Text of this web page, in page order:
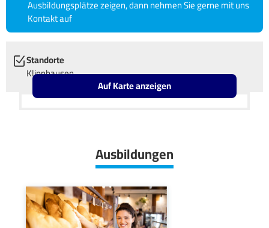
Ausbildungsplätze zeigen, dann nehmen Sie gerne mit uns
Kontakt auf
Standorte
Klipphausen
Leaflet OpenStreetMap2
Auf Karte anzeigen
Ausbildungen